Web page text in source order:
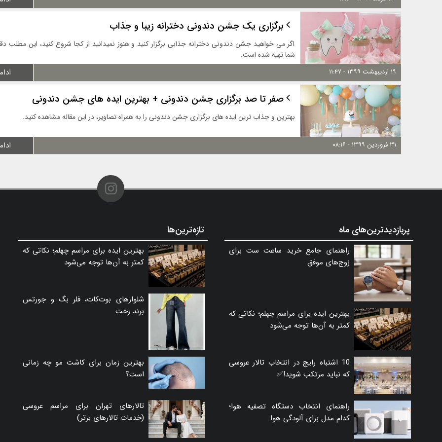
برگزاری یک جشن دندونی دخترانه زیبا و جذاب
اگر می ‌خواهید جشن دندونی دخترانه جذابی برگزار کنید و هنوز نمیدانید از کجا شروع کنید، این مطلب
شما تهیه شده است.
۱۹ اردیبهشت ۱۳۹۹ - ۱۱:۴۷
صفر تا صد برگزاری جشن دندونی + بهترین ایده های جشن دندونی
بهترین و جذاب ترین ایده های برگزاری جشن دندونی را به همراه تصاویر، در این مقاله مشاهده کنید.
۳۱ فروردین ۱۳۹۹ - ۰۸:۱۶
پربازدیدترین‌های ماه
راهنمای جامع خرید ساعت ست برای
زوج‌های موفق
بهترین ایده برای مراسم چهلم؛ نکاتی که
کمتر به آن‌ها توجه می‌شود
10 اشتباه رایج در انتخاب تالار عروسی
که نباید مرتکب شوید!✅
راهنمای انتخاب دستگاه تصفیه هوا؛
کدام مدل برای آلودگی هوا
تازه‌ترین‌ها
بهترین ایده برای مراسم چهلم؛ نکاتی که
کمتر به آن‌ها توجه می‌شود
شلوارهای بوت‌کات، فلر بگ و جورتس
برند رخت
بهترین زمان برای کاشت مو چه زمانی
است؟
تالارهای تهران برای مراسم عروسی
(خدمات تالارهای برتر)